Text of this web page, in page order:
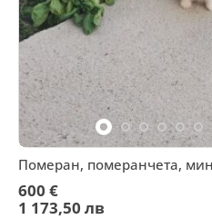
Померан, померанчета,
600 €
1 173,50 лв